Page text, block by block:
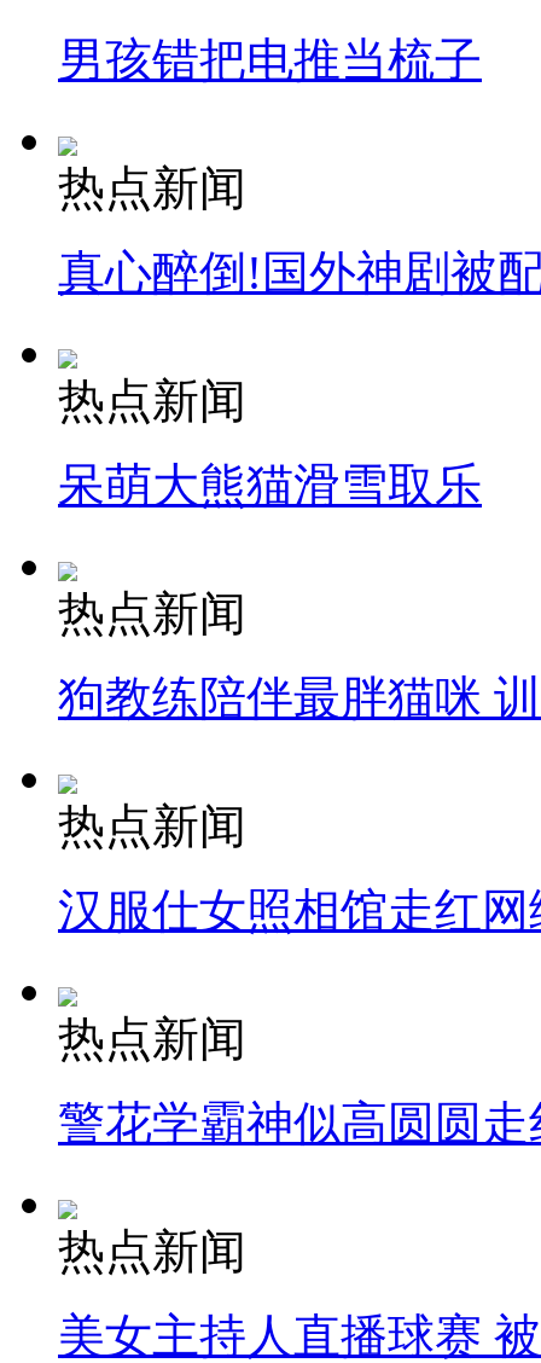
男孩错把电推当梳子
热点新闻
真心醉倒!国外神剧被
热点新闻
呆萌大熊猫滑雪取乐
热点新闻
狗教练陪伴最胖猫咪
热点新闻
汉服仕女照相馆走红网
热点新闻
警花学霸神似高圆圆走
热点新闻
美女主持人直播球赛